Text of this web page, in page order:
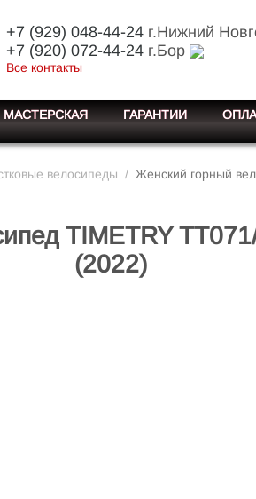
+7 (929) 048-44-24г.Нижний
+7 (920) 072-44-24г.Бор
Все контакты
МАСТЕРСКАЯ ГАРАНТИИ
велосипеды / Женский горный
TIMETRY
(2022)